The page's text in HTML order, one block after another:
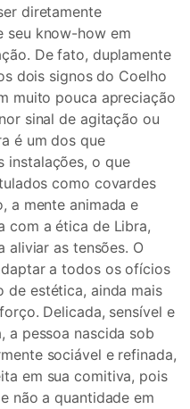
diretamente
seu know-how em
De fato, duplamente
dois signos do Coelho
muito pouca apreciação
sinal de agitação ou
é um dos que
instalações, o que
como covardes
a mente animada e
com a ética de Libra,
aliviar as tensões. O
a todos os ofícios
de estética, ainda mais
Delicada, sensível e
a pessoa nascida sob
sociável e refinada,
em sua comitiva, pois
não a quantidade em